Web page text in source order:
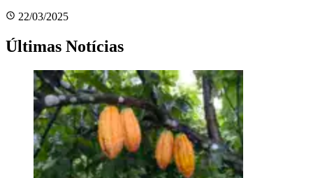
22/03/2025
Últimas Notícias